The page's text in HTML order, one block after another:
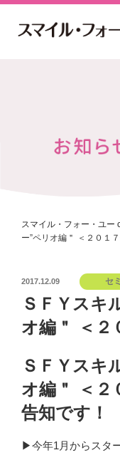
スマイル・フォー・ユー
ー”ペリオ編＂ ＜２０１
投
日:
2017.12.09 セ
ＳＦＹスキ
オ編＂ ＜２
ＳＦＹスキ
オ編＂ ＜２
告知です！
▶︎今年1月からスタ